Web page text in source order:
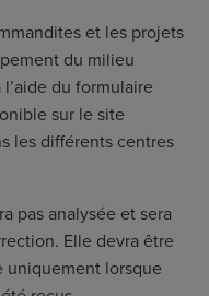
et les projets
du milieu
du formulaire
sur le site
les différents centres
pas analysée et sera
Elle devra être
uniquement lorsque